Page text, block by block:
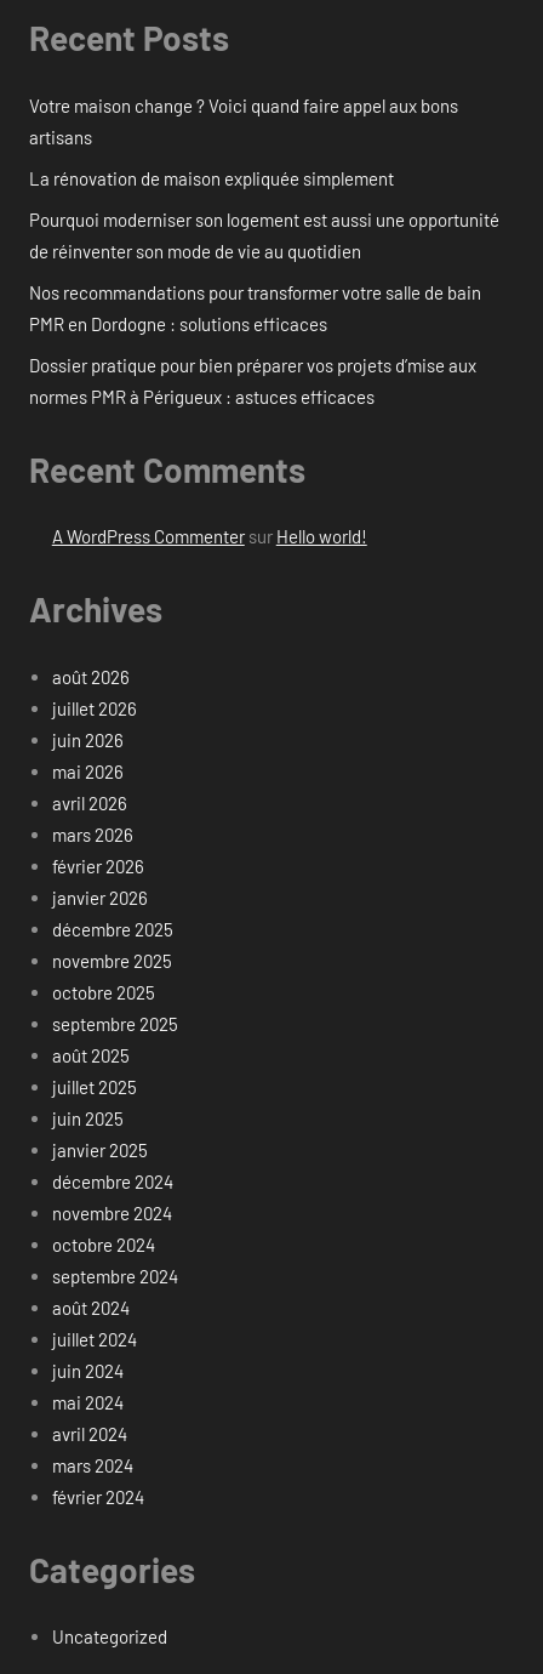
Recent Posts
Votre maison change ? Voici quand faire appel aux bons
artisans
La rénovation de maison expliquée simplement
Pourquoi moderniser son logement est aussi une opportunité
de réinventer son mode de vie au quotidien
Nos recommandations pour transformer votre salle de bain
PMR en Dordogne : solutions efficaces
Dossier pratique pour bien préparer vos projets d’mise aux
normes PMR à Périgueux : astuces efficaces
Recent Comments
A WordPress Commentersur Hello world!
Archives
août 2026
juillet 2026
juin 2026
mai 2026
avril 2026
mars 2026
février 2026
janvier 2026
décembre 2025
novembre 2025
octobre 2025
septembre 2025
août 2025
juillet 2025
juin 2025
janvier 2025
décembre 2024
novembre 2024
octobre 2024
septembre 2024
août 2024
juillet 2024
juin 2024
mai 2024
avril 2024
mars 2024
février 2024
Categories
Uncategorized